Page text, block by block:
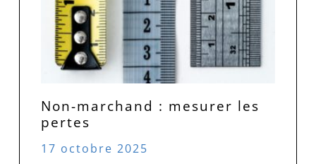
Non-marchand : mesurer les
pertes
17 octobre 2025